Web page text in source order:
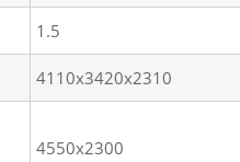
1.5
4110x3420x2310
4550x2300